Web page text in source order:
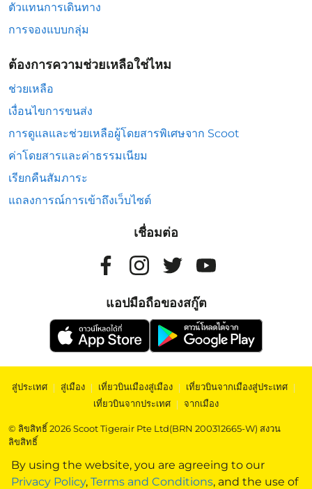
By using the website, you are agreeing to our
Privacy Policy, Terms and Conditions, and the use of
ตัวแทนการเดินทาง
การจองแบบกลุ่ม
ต้องการความช่วยเหลือใช่ไหม
ช่วยเหลือ
เงื่อนไขการขนส่ง
การดูแลและช่วยเหลือผู้โดยสารพิเศษจาก Scoot
ค่าโดยสารและค่าธรรมเนียม
เรียกคืนสัมภาระ
แถลงการณ์การเข้าถึงเว็บไซต์
เชื่อมต่อ
แอปมือถือของสกู๊ต
สู่ประเทศ | สู่เมือง | เที่ยวบินเมืองสู่เมือง | เที่ยวบินจากเมืองสู่ประเทศ |
เที่ยวบินจากประเทศ | จากเมือง
© ลิขสิทธิ์ 2026 Scoot Tigerair Pte Ltd(BRN 200312665-W) สงวน
ลิขสิทธิ์